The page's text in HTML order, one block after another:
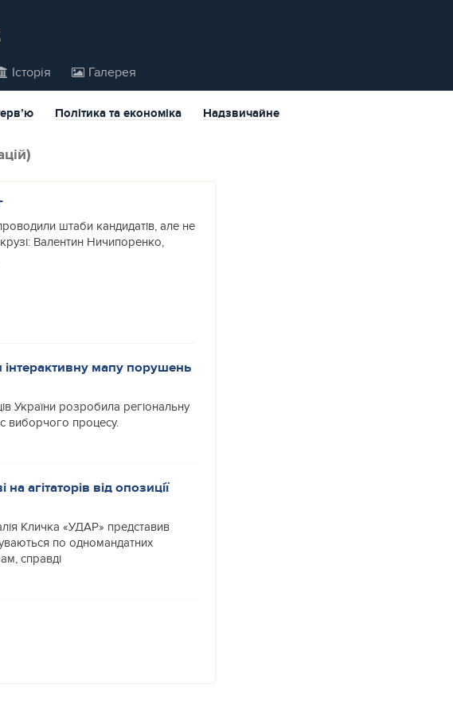
Історія Галерея
Політика та економіка Надзвичайне
штаби кандидатів, але не
Валентин Ничипоренко,
інтерактивну мапу порушень
України розробила регіональну
виборчого процесу.
агітаторів від опозиції
Кличка «УДАР» представив
по одномандатних
справді